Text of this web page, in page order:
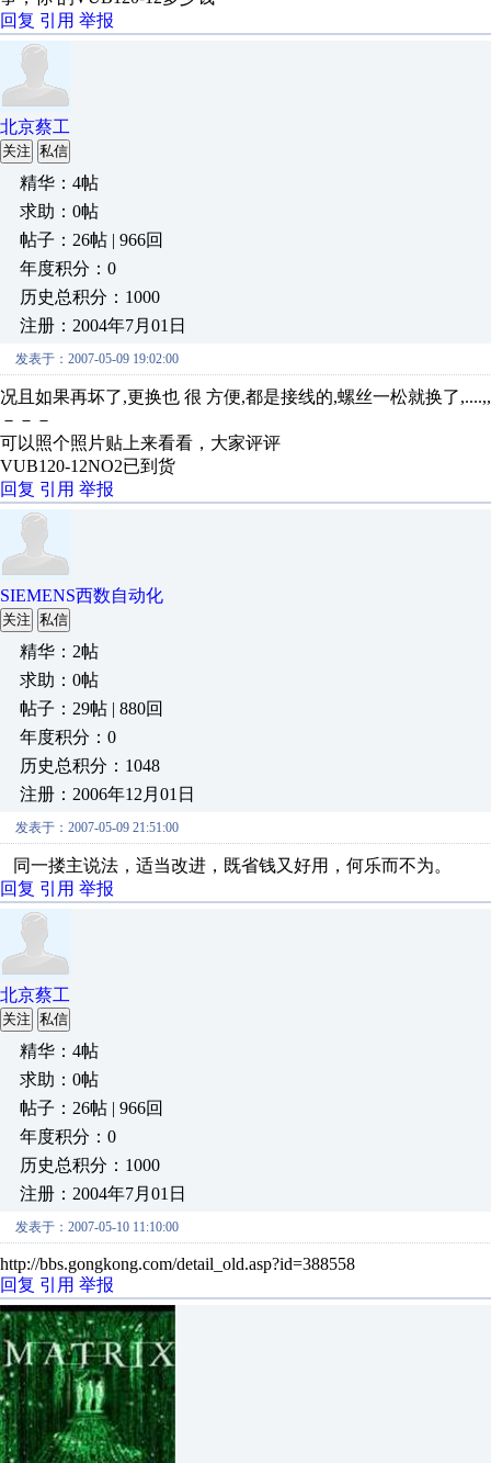
回复 引用 举报
北京蔡工
关注 私信
精华：4帖
求助：0帖
帖子：26帖 | 966回
年度积分：0
历史总积分：1000
注册：2004年7月01日
发表于：2007-05-09 19:02:00
况且如果再坏了,更换也 很 方便,都是接线的,螺丝一松就换了
－－－
可以照个照片贴上来看看，大家评评
VUB120-12NO2已到货
回复 引用 举报
SIEMENS西数自动化
关注 私信
精华：2帖
求助：0帖
帖子：29帖 | 880回
年度积分：0
历史总积分：1048
注册：2006年12月01日
发表于：2007-05-09 21:51:00
同一搂主说法，适当改进，既省钱又好用，何乐而不为。
回复 引用 举报
北京蔡工
关注 私信
精华：4帖
求助：0帖
帖子：26帖 | 966回
年度积分：0
历史总积分：1000
注册：2004年7月01日
发表于：2007-05-10 11:10:00
http://bbs.gongkong.com/detail_old.asp?id=388558
回复 引用 举报